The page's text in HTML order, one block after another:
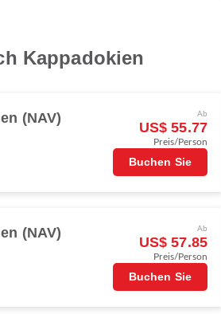
Kappadokien
(NAV) Ab
US$ 55.77
Preis/Person
Buchen Sie
(NAV) Ab
US$ 57.85
Preis/Person
Buchen Sie